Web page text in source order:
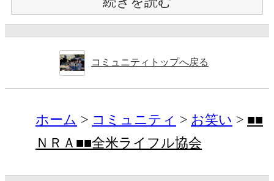
コミュニティトップへ戻る
ホーム コミュニティ お笑い
■■
ＮＲＡ■■全米ライフル協会